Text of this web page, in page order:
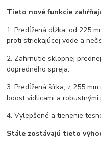
Tieto nové funkcie
1. Predĺžená dĺžka, od 225
proti striekajúcej vode a
2. Zahrnutie sklopnej
dopredného spreja.
3. Predĺžená šírka, z 255
boost vidlicami a robustnými
4. Vylepšené a tienenie
Stále zostávajú tieto